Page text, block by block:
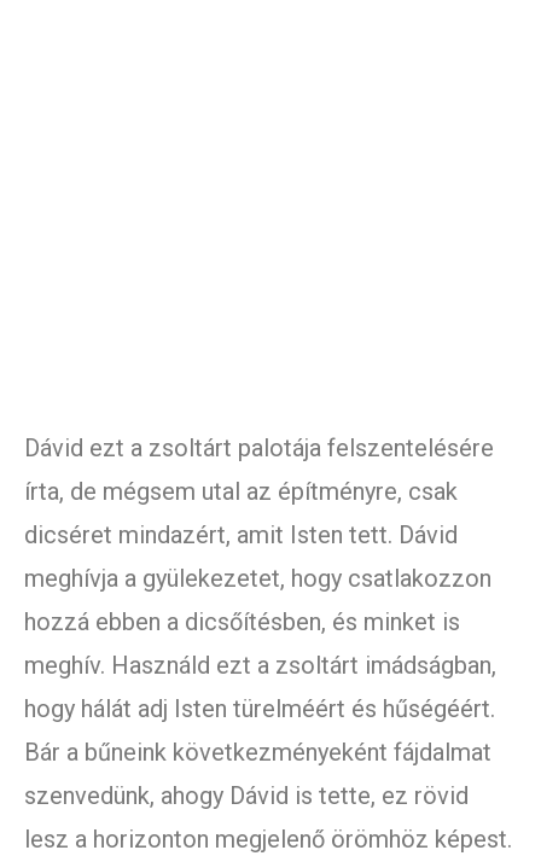
Dávid ezt a zsoltárt palotája felszentelésére
írta, de mégsem utal az építményre, csak
dicséret mindazért, amit Isten tett. Dávid
meghívja a gyülekezetet, hogy csatlakozzon
hozzá ebben a dicsőítésben, és minket is
meghív. Használd ezt a zsoltárt imádságban,
hogy hálát adj Isten türelméért és hűségéért.
Bár a bűneink következményeként fájdalmat
szenvedünk, ahogy Dávid is tette, ez rövid
lesz a horizonton megjelenő örömhöz képest.